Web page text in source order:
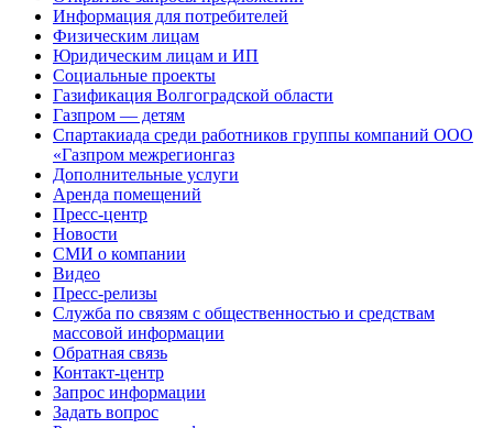
Информация для потребителей
Физическим лицам
Юридическим лицам и ИП
Социальные проекты
Газификация Волгоградской области
Газпром — детям
Спартакиада среди работников группы компаний ООО
«Газпром межрегионгаз
Дополнительные услуги
Аренда помещений
Пресс-центр
Новости
СМИ о компании
Видео
Пресс-релизы
Служба по связям с общественностью и средствам
массовой информации
Обратная связь
Контакт-центр
Запрос информации
Задать вопрос